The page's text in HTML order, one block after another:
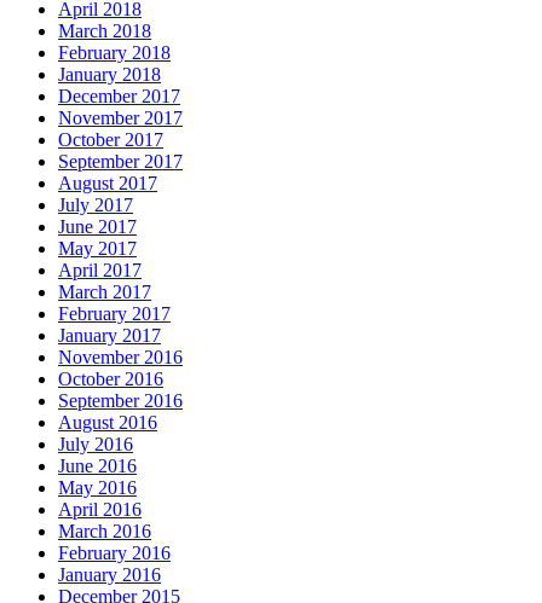
April 2018
March 2018
February 2018
January 2018
December 2017
November 2017
October 2017
September 2017
August 2017
July 2017
June 2017
May 2017
April 2017
March 2017
February 2017
January 2017
November 2016
October 2016
September 2016
August 2016
July 2016
June 2016
May 2016
April 2016
March 2016
February 2016
January 2016
December 2015